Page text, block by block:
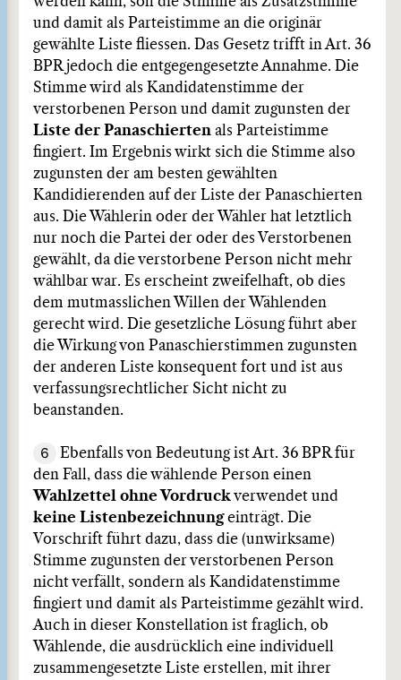
und damit als Parteistimme an die originär
gewählte Liste fliessen. Das Gesetz trifft in Art. 36
BPR jedoch die entgegengesetzte Annahme. Die
Stimme wird als Kandidatenstimme der
verstorbenen Person und damit zugunsten der
Liste der Panaschierten als Parteistimme
fingiert. Im Ergebnis wirkt sich die Stimme also
zugunsten der am besten gewählten
Kandidierenden auf der Liste der Panaschierten
aus. Die Wählerin oder der Wähler hat letztlich
nur noch die Partei der oder des Verstorbenen
gewählt, da die verstorbene Person nicht mehr
wählbar war. Es erscheint zweifelhaft, ob dies
dem mutmasslichen Willen der Wählenden
gerecht wird. Die gesetzliche Lösung führt aber
die Wirkung von Panaschierstimmen zugunsten
der anderen Liste konsequent fort und ist aus
verfassungsrechtlicher Sicht nicht zu
beanstanden.
6
Ebenfalls von Bedeutung ist Art. 36 BPR für
den Fall, dass die wählende Person einen
Wahlzettel ohne Vordruckverwendet und
keine Listenbezeichnungeinträgt. Die
Vorschrift führt dazu, dass die (unwirksame)
Stimme zugunsten der verstorbenen Person
nicht verfällt, sondern als Kandidatenstimme
fingiert und damit als Parteistimme gezählt wird.
Auch in dieser Konstellation ist fraglich, ob
Wählende, die ausdrücklich eine individuell
zusammengesetzte Liste erstellen, mit ihrer